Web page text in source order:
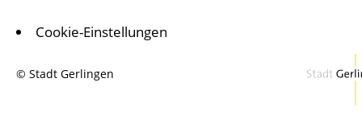
Cookie-Einstellungen
© Stadt Gerlingen